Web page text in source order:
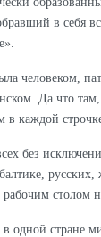
в себя
человеком,
Да что
каждой
без
столом
в одной